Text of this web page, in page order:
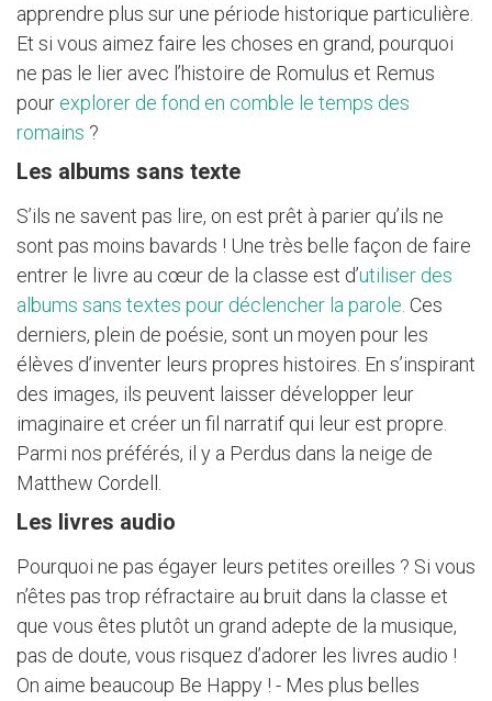
apprendre plus sur une période historique particulière.
Et si vous aimez faire les choses en grand, pourquoi
ne pas le lier avec l’histoire de Romulus et Remus
pour explorer de fond en comble le temps des
romains ?
Les albums sans texte
S’ils ne savent pas lire, on est prêt à parier qu’ils ne
sont pas moins bavards ! Une très belle façon de faire
entrer le livre au cœur de la classe est d’utiliser des
albums sans textes pour déclencher la parole. Ces
derniers, plein de poésie, sont un moyen pour les
élèves d’inventer leurs propres histoires. En s’inspirant
des images, ils peuvent laisser développer leur
imaginaire et créer un fil narratif qui leur est propre.
Parmi nos préférés, il y a Perdus dans la neige de
Matthew Cordell.
Les livres audio
Pourquoi ne pas égayer leurs petites oreilles ? Si vous
n’êtes pas trop réfractaire au bruit dans la classe et
que vous êtes plutôt un grand adepte de la musique,
pas de doute, vous risquez d’adorer les livres audio !
On aime beaucoup Be Happy ! - Mes plus belles